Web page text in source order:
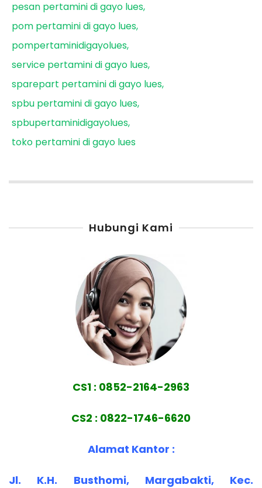
pesan pertamini di gayo lues
pom pertamini di gayo lues
pompertaminidigayolues
service pertamini di gayo lues
sparepart pertamini di gayo lues
spbu pertamini di gayo lues
spbupertaminidigayolues
toko pertamini di gayo lues
Hubungi Kami
CS1 : 0852-2164-2963
CS2 : 0822-1746-6620
Alamat Kantor :
Jl. K.H. Busthomi, Margabakti, Kec.